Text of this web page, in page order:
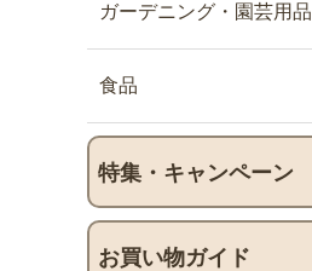
ガーデニング・園芸用品
食品
特集・キャンペーン
お買い物ガイド